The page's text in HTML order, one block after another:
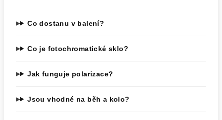
Co dostanu v balení?
Co je fotochromatické sklo?
Jak funguje polarizace?
Jsou vhodné na běh a kolo?